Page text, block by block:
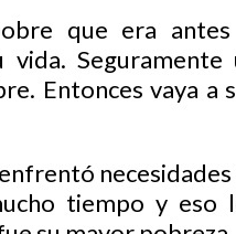
que era
vida.
Entonces vaya a
tiempo y eso